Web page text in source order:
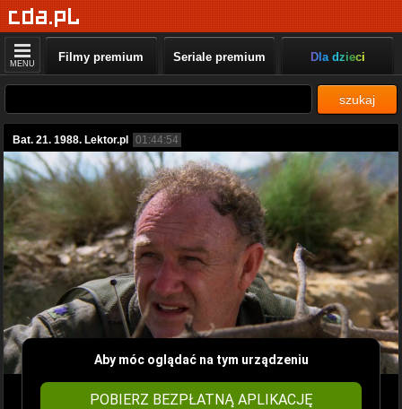
MENU Filmy premium Seriale premium Dla dzieci
szukaj
Bat. 21. 1988. Lektor.pl 01:44:54
Aby móc oglądać na tym urządzeniu
POBIERZ BEZPŁATNĄ APLIKACJĘ